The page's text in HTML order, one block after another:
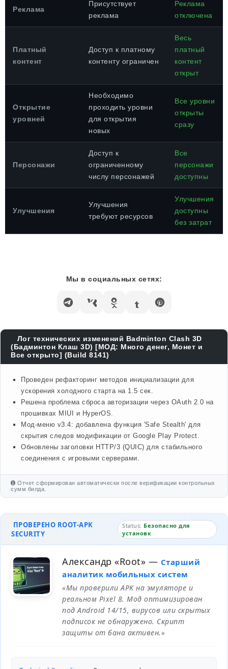
Реклама
Присутствует
реклама
Реклама
отключена
Платный
контент
Доступ к платному
контенту ограничен
Весь
платный
контент
открыт
Открытие
уровней
Необходимо
проходить уровни
для открытия
новых
Все уровни
открыты
сразу
Персонажи
Доступ к
ограниченному
числу персонажей
Все
персонажи
доступны
Улучшения
Улучшения
требуют ресурсов
Улучшения
доступны
без затрат
Мы в социальных сетях:
Лог технических изменений Badminton Clash 3D
(Бадминтон Клаш 3D) [МОД: Много денег, Монет и
Все открыто] (Build 8141)
Проведен рефакторинг методов инициализации для
ускорения холодного старта на 1.5 сек.
Решена проблема сброса авторизации через OAuth 2.0 на
прошивках MIUI и HyperOS.
Мод-меню v3.4: добавлена функция 'Safe Stealth' для
скрытия следов модификации от Google Play Protect.
Обновлены заголовки HTTP/3 (QUIC) для стабильного
соединения с игровыми серверами.
Отчет сформирован автоматически после верификации контрольных
сумм билда.
ПРОВЕРЕНО ROOT-APK
SECURITY
Status: Безопасно для
установк
Александр «Root» — Старший
аналитик мобильных систем
«Мы проверили APK на эмуляторе и
реальном Pixel 8. Мод оптимизирован
под Android 14/15, вирусов или скрытых
подписок не обнаружено. Скрипт
защиты от бана активен.»